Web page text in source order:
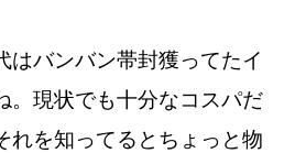
はバンバン帯封獲ってたイ
。現状でも十分なコスパだ
れを知ってるとちょっと物